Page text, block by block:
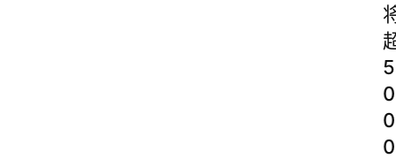
5
0
0
0